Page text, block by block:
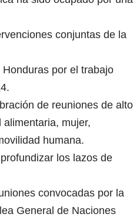
conjuntas de la
por el trabajo
de reuniones de alto
mujer,
humana.
los lazos de
convocadas por la
General de Naciones